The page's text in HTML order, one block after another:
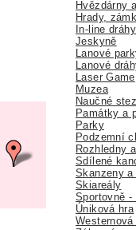
Hvězdárny
Hrady,
In-line dráhy
Jeskyně
Lanové
Lanové
Laser Game
Muzea
Naučné
Památky a
Parky
Podzemní
Rozhledny
Sdílené
Skanzeny a
Skiareály
Sportovně -
Úniková hra